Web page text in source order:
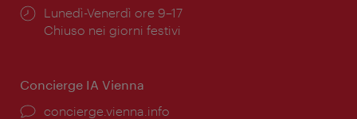
Orari
di
Lunedì-Venerdì ore 9–17
Chiuso nei giorni festivi
Concierge IA Vienna
Ort:
concierge.vienna.info